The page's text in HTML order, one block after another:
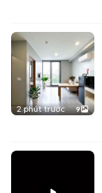
2 phút trước 9